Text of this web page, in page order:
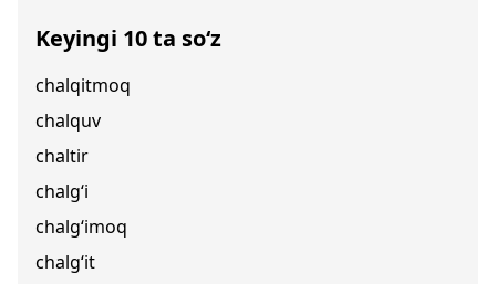
Keyingi 10 ta so‘z
chalqitmoq
chalquv
chaltir
chalg‘i
chalg‘imoq
chalg‘it